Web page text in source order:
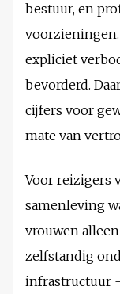
bestuur, en
expliciet
bevorderd.
cijfers voor
mate van
Voor reizigers
samenleving
vrouwen
zelfstandig
infrastructuur